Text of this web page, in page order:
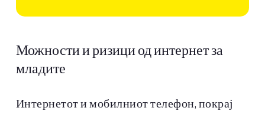
Можности и ризици од интернет за
младите
Интернетот и мобилниот телефон, покрај